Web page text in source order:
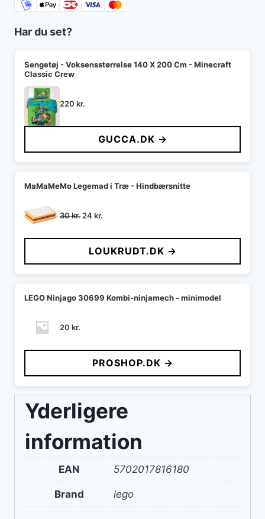
Har du set?
Sengetøj - Voksensstørrelse 140 X 200 Cm - Minecraft
Classic Crew
220 kr.
GUCCA.DK →
MaMaMeMo Legemad i Træ - Hindbærsnitte
30kr. Den
pris
var:
30 kr..
24 kr.
pris
er:
24 kr..
LOUKRUDT.DK →
LEGO Ninjago 30699 Kombi-ninjamech - minimodel
20 kr.
PROSHOP.DK →
Yderligere
information
EAN 5702017816180
Brand lego